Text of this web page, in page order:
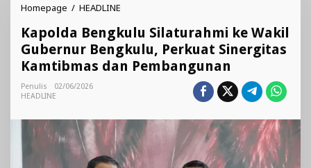
Homepage / HEADLINE
Silaturahmi
ke
Wakil
Gubernur
Kamtibmas
dan
Pembangunan
Kapolda Bengkulu Silaturahmi ke Wakil
Gubernur Bengkulu, Perkuat Sinergitas
Kamtibmas dan Pembangunan
Penulis
02/06/2026
HEADLINE